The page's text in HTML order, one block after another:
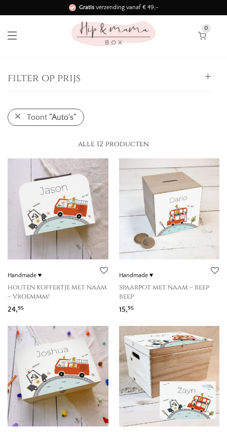
Gratisverzending vanaf € 49,-
Binnen 3 werkdagen in huis!
0
filter op prijs
Alle
0,--25,-
50,--75,-
Toont “Auto's”
alle 12 producten
Handmade ♥
houten koffertje met naam
– vroemmm!
24,95
Handmade ♥
spaarpot met naam – beep
beep
15,95